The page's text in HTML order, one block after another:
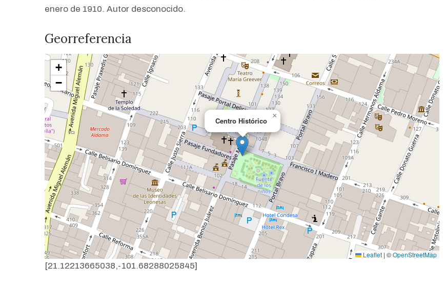
enero de 1910. Autor desconocido.
Georreferencia
Centro Histórico
×
+
−
Leaflet | ©OpenStreetMap
[21.12213665038,-101.68288025845]